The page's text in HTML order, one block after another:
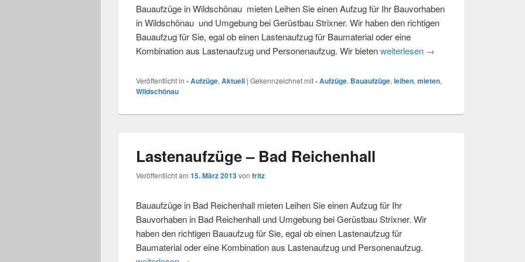
Bauaufzüge in Wildschönau mieten Leihen Sie einen Aufzug für Ihr Bauvorhaben
in Wildschönau und Umgebung bei Gerüstbau Strixner. Wir haben den richtigen
Bauaufzug für Sie, egal ob einen Lastenaufzug für Baumaterial oder eine
Kombination aus Lastenaufzug und Personenaufzug. Wir bietenweiterlesen Lastenaufzug in
→
Veröffentlicht in - Aufzüge, Aktuell | Gekennzeichnet mit- Aufzüge, Bauaufzüge, leihen, mieten,
Wildschönau
Lastenaufzüge – Bad Reichenhall
Veröffentlicht am 15. März 2013von fritz
Bauaufzüge in Bad Reichenhall mieten Leihen Sie einen Aufzug für Ihr
Bauvorhaben in Bad Reichenhall und Umgebung bei Gerüstbau Strixner. Wir
haben den richtigen Bauaufzug für Sie, egal ob einen Lastenaufzug für
Baumaterial oder eine Kombination aus Lastenaufzug und Personenaufzug.